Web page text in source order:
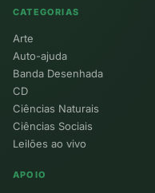
CATEGORIAS
Arte
Auto-ajuda
Banda Desenhada
CD
Ciências Naturais
Ciências Sociais
Leilões ao vivo
APOIO